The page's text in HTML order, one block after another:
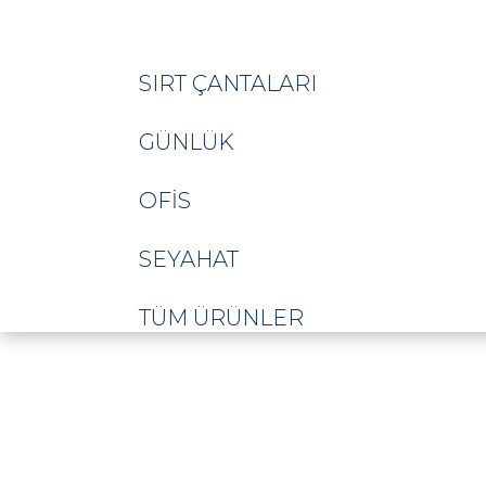
SIRT ÇANTALARI
GÜNLÜK
OFIS
SEYAHAT
TÜM ÜRÜNLER